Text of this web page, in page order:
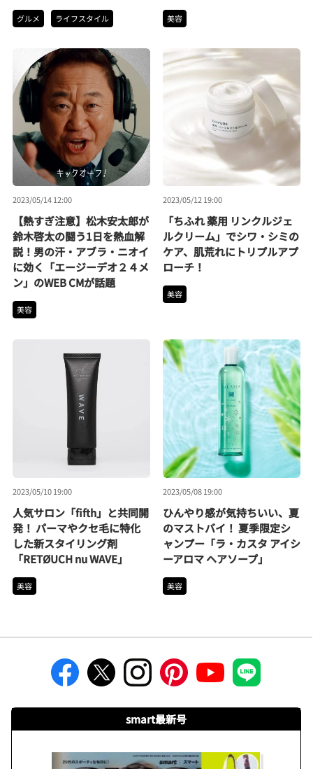
グルメ ライフスタイル 美容
2023/05/14 12:00
【熱すぎ注意】松木安太郎が
鈴木啓太の闘う1日を熱血解
説！男の汗・アブラ・ニオイ
に効く「エージーデオ２４メ
ン」のWEB CMが話題
美容
2023/05/12 19:00
「ちふれ 薬用 リンクルジェ
ルクリーム」でシワ・シミの
ケア、肌荒れにトリプルアプ
ローチ！
美容
2023/05/10 19:00
人気サロン「fifth」と共同開
発！ パーマやクセ毛に特化
した新スタイリング剤
「RETØUCH nu WAVE」
美容
2023/05/08 19:00
ひんやり感が気持ちいい、夏
のマストバイ！ 夏季限定シ
ャンプー「ラ・カスタ アイシ
ーアロマ ヘアソープ」
美容
smart最新号